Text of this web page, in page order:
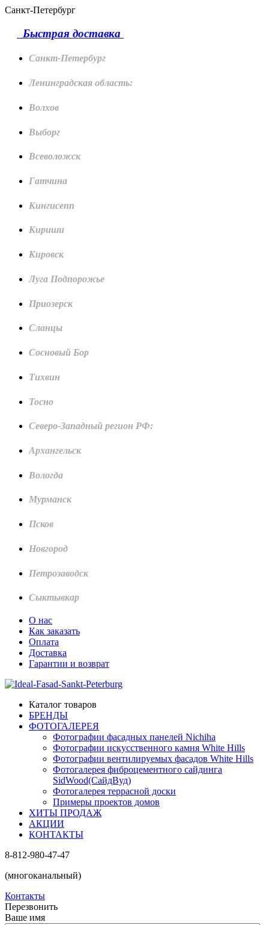
Санкт-Петербург
Быстрая доставка
Санкт-Петербург
Ленинградская область:
Волхов
Выборг
Всеволожск
Гатчина
Кингисепп
Кириши
Кировск
Луга Подпорожье
Приозерск
Сланцы
Сосновый Бор
Тихвин
Тосно
Северо-Западный регион РФ:
Архангельск
Вологда
Мурманск
Псков
Новгород
Петрозаводск
Сыктывкар
О нас
Как заказать
Оплата
Доставка
Гарантии и возврат
Каталог товаров
БРЕНДЫ
ФОТОГАЛЕРЕЯ
Фотографии фасадных панелей Nichiha
Фотографии искусственного камня White Hills
Фотографии вентилируемых фасадов White Hills
Фотогалерея фиброцементного сайдинга
SidWood(СайдВуд)
Фотогалерея террасной доски
Примеры проектов домов
ХИТЫ ПРОДАЖ
АКЦИИ
КОНТАКТЫ
8-812-980-47-47
(многоканальный)
Контакты
Перезвонить
Ваше имя